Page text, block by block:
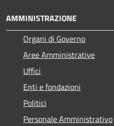
AMMINISTRAZIONE
Organi di Governo
Aree Amministrative
Uffici
Enti e fondazioni
Politici
Personale Amministrativo